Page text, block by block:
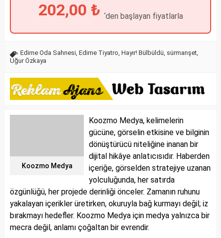
202,00 ₺ ‘den başlayan fiyatlarla
Edirne Oda Sahnesi, Edirne Tiyatro, Hayır! Bülbüldü, sürmanşet,
Uğur Özkaya
Koozmo Medya
Koozmo Medya, kelimelerin
gücüne, görselin etkisine ve bilginin
dönüştürücü niteliğine inanan bir
dijital hikâye anlatıcısıdır. Haberden
içeriğe, görselden stratejiye uzanan
yolculuğunda, her satırda
özgünlüğü, her projede derinliği önceler. Zamanın ruhunu
yakalayan içerikler üretirken, okuruyla bağ kurmayı değil; iz
bırakmayı hedefler. Koozmo Medya için medya yalnızca bir
mecra değil, anlamı çoğaltan bir evrendir.